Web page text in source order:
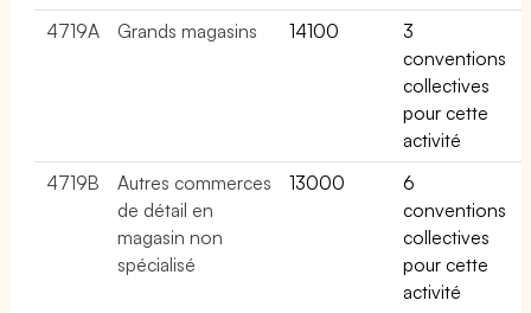
4719A
Grands magasins 14100
3
conventions
collectives
pour cette
activité
4719B
Autres commerces
de détail en
magasin non
spécialisé
13000
6
conventions
collectives
pour cette
activité